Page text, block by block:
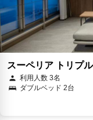
スーペリア トリプ
利用人数 3名
ダブルベッド 2台